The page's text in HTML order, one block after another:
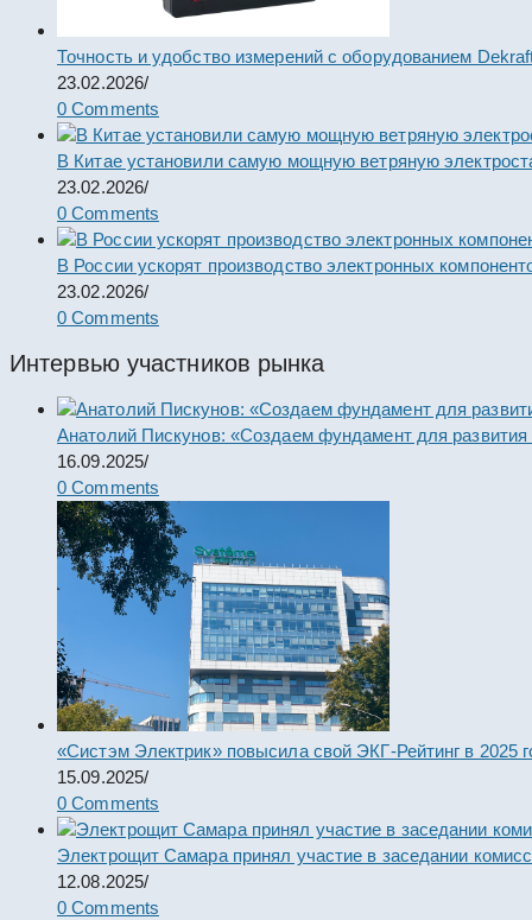
Точность и удобство измерений с оборудованием
23.02.2026/
0 Comments
В Китае установили самую мощную ветряную
23.02.2026/
0 Comments
В России ускорят производство электронных
23.02.2026/
0 Comments
Интервью участников рынка
Анатолий Пискунов: «Создаем фундамент для развития
16.09.2025/
0 Comments
«Систэм Электрик» повысила свой ЭКГ-Рейтинг в 2025
15.09.2025/
0 Comments
Электрощит Самара принял участие в заседании
12.08.2025/
0 Comments